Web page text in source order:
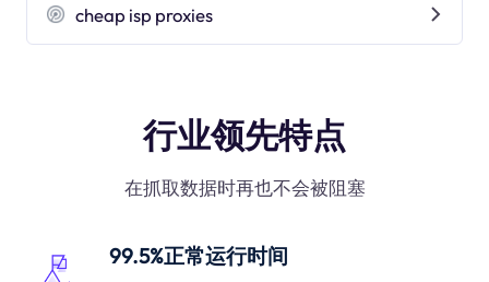
cheap isp proxies
行业领先特点
在抓取数据时再也不会被阻塞
99.5%正常运行时间